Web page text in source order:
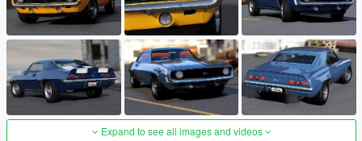
Expand to see all images and videos